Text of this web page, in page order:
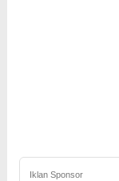
Iklan Sponsor